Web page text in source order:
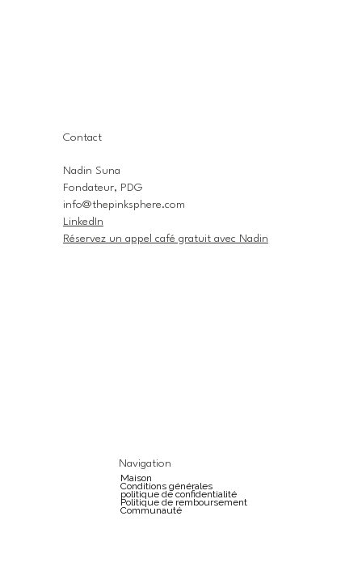
Contact
Nadin Suna
Fondateur, PDG
info@thepinksphere.com
LinkedIn
Réservez un appel café gratuit avec Nadin
Navigation
Maison
Conditions générales
politique de confidentialité
Politique de remboursement
Communauté